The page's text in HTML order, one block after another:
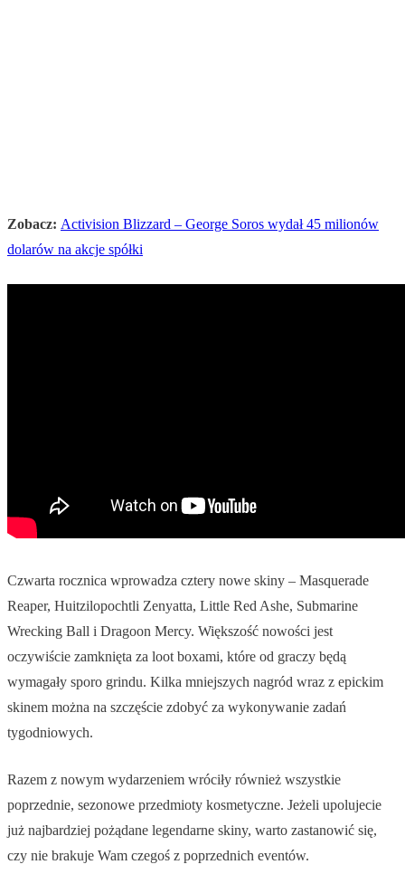
Zobacz: Activision Blizzard – George Soros wydał 45 milionów
dolarów na akcje spółki
Czwarta rocznica wprowadza cztery nowe skiny – Masquerade
Reaper, Huitzilopochtli Zenyatta, Little Red Ashe, Submarine
Wrecking Ball i Dragoon Mercy. Większość nowości jest
oczywiście zamknięta za loot boxami, które od graczy będą
wymagały sporo grindu. Kilka mniejszych nagród wraz z epickim
skinem można na szczęście zdobyć za wykonywanie zadań
tygodniowych.
Razem z nowym wydarzeniem wróciły również wszystkie
poprzednie, sezonowe przedmioty kosmetyczne. Jeżeli upolujecie
już najbardziej pożądane legendarne skiny, warto zastanowić się,
czy nie brakuje Wam czegoś z poprzednich eventów.